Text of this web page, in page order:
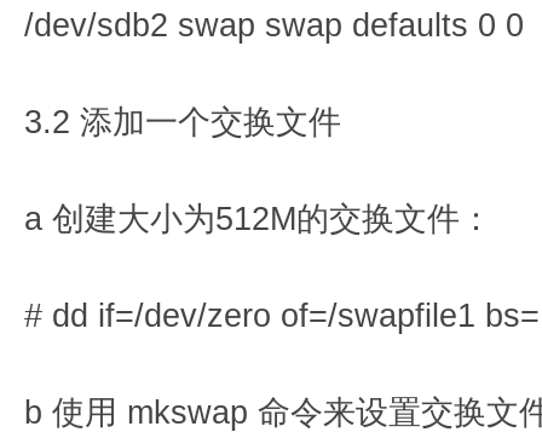
/dev/sdb2 swap swap defaults 0 0
3.2 添加一个交换文件
a 创建大小为512M的交换文件：
# dd if=/dev/zero of=/swapfile1
b 使用 mkswap 命令来设置交换文